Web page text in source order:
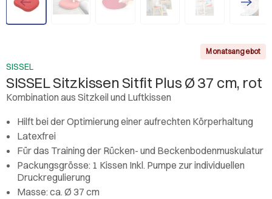
Monatsangebot
SISSEL
SISSEL Sitzkissen Sitfit Plus Ø 37 cm, rot
Kombination aus Sitzkeil und Luftkissen
Hilft bei der Optimierung einer aufrechten Körperhaltung
Latexfrei
Für das Training der Rücken- und Beckenbodenmuskulatur
Packungsgrösse: 1 Kissen Inkl. Pumpe zur individuellen
Druckregulierung
Masse: ca. Ø 37 cm